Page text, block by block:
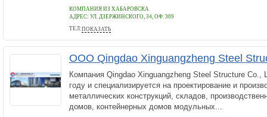
КОМПАНИЯ ИЗ ХАБАРОВСКА
АДРЕС: УЛ. ДЗЕРЖИНСКОГО, 34, ОФ. 309
ТЕЛ:ПОКАЗАТЬ
680049
ООО Qingdao Xinguangzheng Steel
Компания Qingdao Xinguangzheng Steel Structure Co.,
году и специализируется на проектирование и
металлических конструкций, складов,
домов, контейнерных домов модульных...